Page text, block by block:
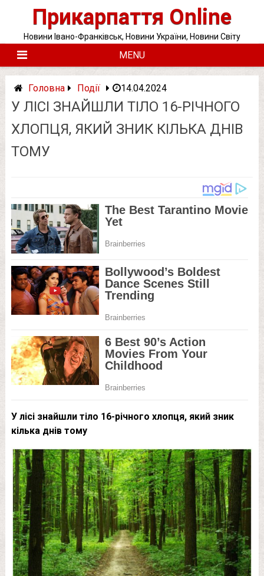
Прикарпаття Online
Новини Івано-Франківськ, Новини України, Новини Світу
MENU
Головна Події 14.04.2024
У ЛІСІ ЗНАЙШЛИ ТIЛO 16-РІЧНОГО
ХЛОПЦЯ, ЯКИЙ ЗНИК КІЛЬКА ДНІВ
ТОМУ
У лісі знайшли тiлo 16-річного хлопця, який зник
кілька днів тому